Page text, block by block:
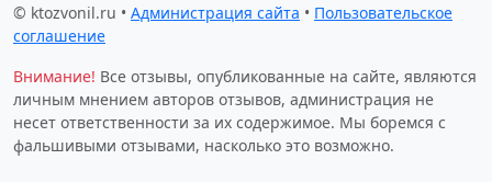
© ktozvonil.ru • Администрация сайта • Пользовательское
соглашение
Внимание! Все отзывы, опубликованные на сайте, являются
личным мнением авторов отзывов, администрация не
несет ответственности за их содержимое. Мы боремся с
фальшивыми отзывами, насколько это возможно.